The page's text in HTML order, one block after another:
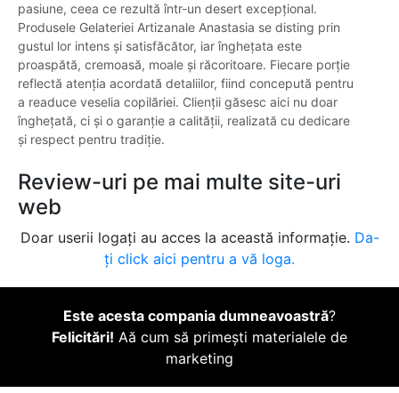
pasiune, ceea ce rezultă într-un desert excepțional.
Produsele Gelateriei Artizanale Anastasia se disting prin
gustul lor intens și satisfăcător, iar înghețata este
proaspătă, cremoasă, moale și răcoritoare. Fiecare porție
reflectă atenția acordată detaliilor, fiind concepută pentru
a readuce veselia copilăriei. Clienții găsesc aici nu doar
înghețată, ci și o garanție a calității, realizată cu dedicare
și respect pentru tradiție.
Review-uri pe mai multe site-uri
web
Doar userii logați au acces la această informație. Da-
ți click aici pentru a vă loga.
Este acesta compania dumneavoastră?
Felicitări! Aă cum să primești materialele de
marketing